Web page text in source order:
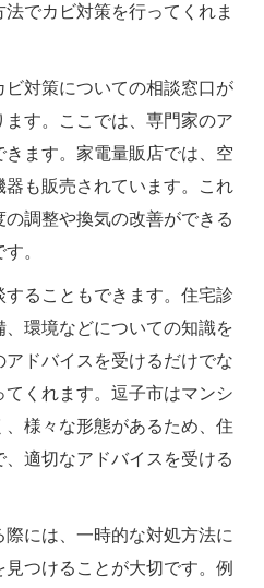
でカビ対策を行ってくれま
ビ対策についての相談窓口が
す。ここでは、専門家のア
きます。家電量販店では、空
も販売されています。これ
調整や換気の改善ができる
。
ることもできます。住宅診
環境などについての知識を
ドバイスを受けるだけでな
てくれます。逗子市はマンシ
、様々な形態があるため、住
適切なアドバイスを受ける
には、一時的な対処方法に
つけることが大切です。例